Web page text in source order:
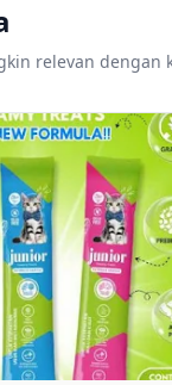
relevan dengan